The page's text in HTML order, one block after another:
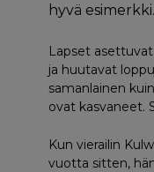
hyvä esimerkki.
Lapset
ja huutavat
samanlainen
ovat kasvaneet.
Kun vierailin
vuotta sitten,